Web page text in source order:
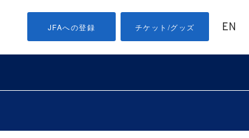
JFAへの登録 チケット/グッズ EN